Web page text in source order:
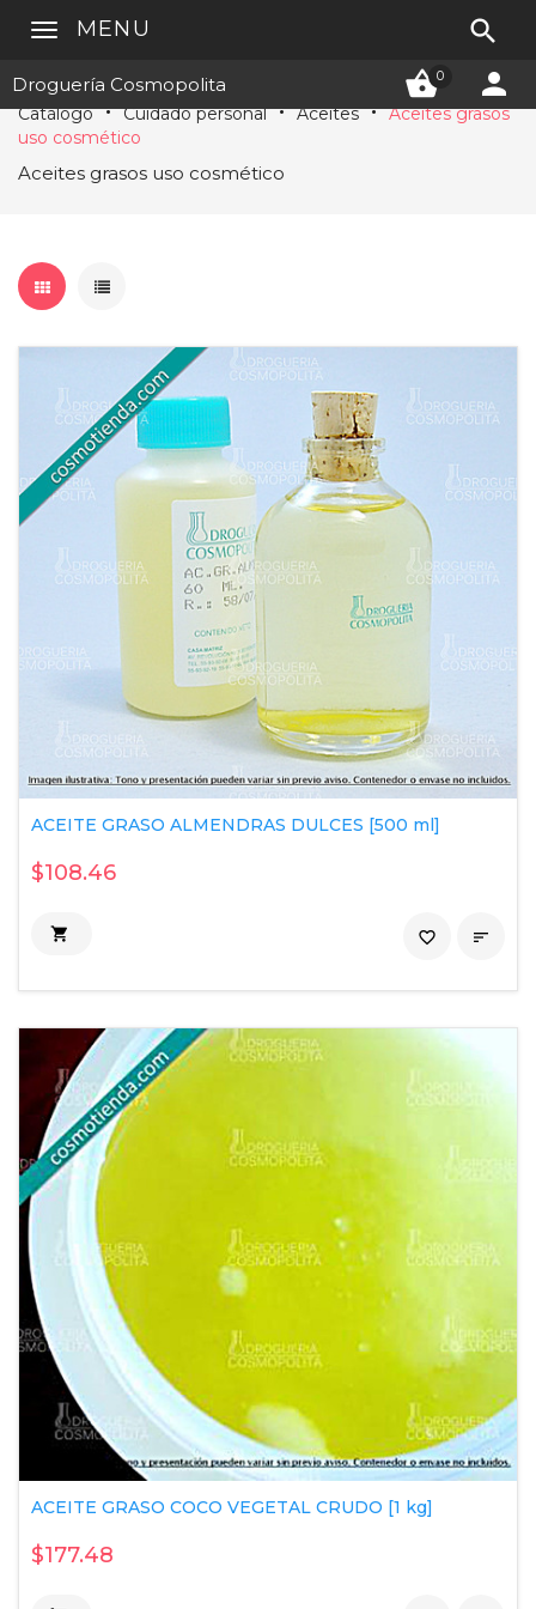
Droguería Cosmopolita 0 
MENU 
Catálogo Cuidado personal Aceites
Aceites grasos
uso cosmético
Aceites grasos uso cosmético
ACEITE GRASO ALMENDRAS DULCES [500 ml]
$108.46
 
favorite_border
ACEITE GRASO COCO VEGETAL CRUDO [1 kg]
$177.48